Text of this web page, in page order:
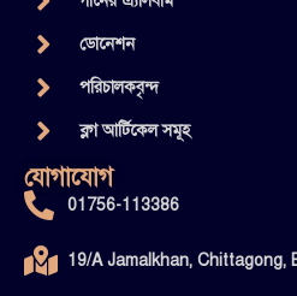
ডোনেশন
পরিচালকবৃন্দ
ব্লগ আর্টিকেল সমূহ
যোগাযোগ
01756-113386
19/A Jamalkhan, Chittagong,